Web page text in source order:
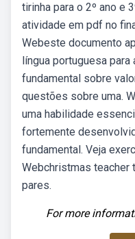
tirinha para o 2º ano e
atividade em pdf no
Webeste documento
língua portuguesa
fundamental sobre
questões sobre uma.
uma habilidade
fortemente
fundamental. Veja
Webchristmas teacher
pares.
For more